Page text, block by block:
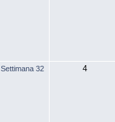
Settimana 32 4